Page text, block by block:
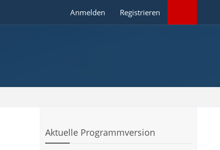
Anmelden Registrieren
Aktuelle Programmversion